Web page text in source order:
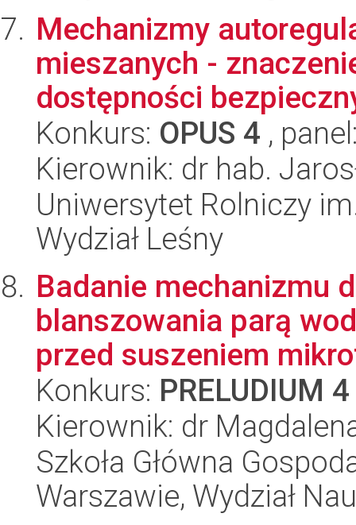
Mechanizmy
mieszanych -
dostępności
Konkurs: OPUS 4 ,
Kierownik: dr hab.
Uniwersytet Rolniczy
Wydział Leśny
Badanie mechanizmu
blanszowania parą
przed suszeniem
Konkurs: PRELUDIUM 4
Kierownik: dr
Szkoła Główna
Warszawie, Wydział